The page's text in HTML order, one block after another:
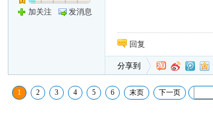
加关注 发消息
回复
分享到
1 2 3 4 5 6 末页 下一页